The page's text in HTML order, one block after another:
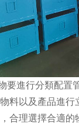
進行分類配置
料以及產品進行
合理選擇合適